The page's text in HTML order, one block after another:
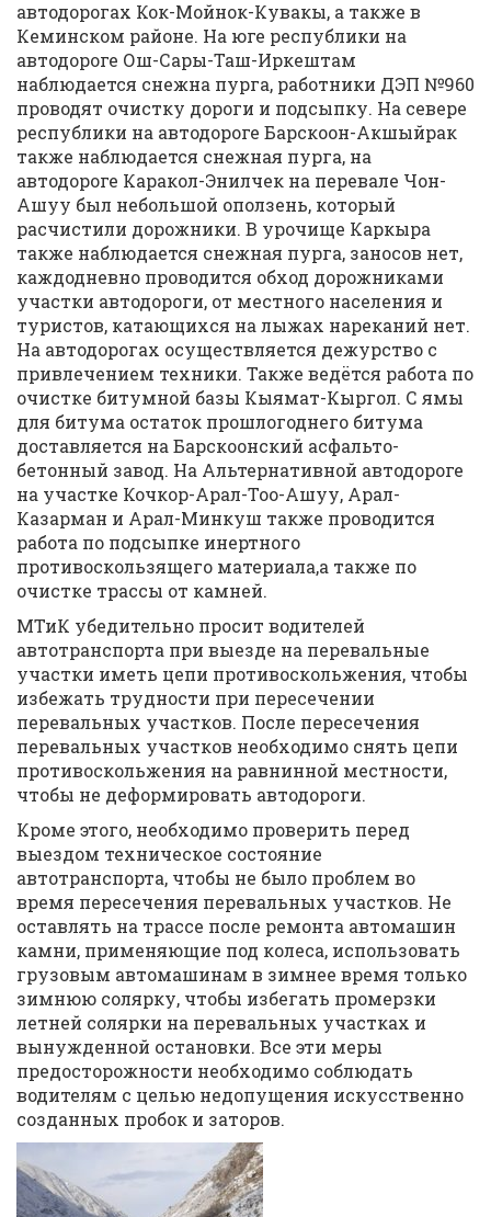
автодорогах Кок-Мойнок-Кувакы, а также в
Кеминском районе. На юге республики на
автодороге Ош-Сары-Таш-Иркештам
наблюдается снежна пурга, работники ДЭП №960
проводят очистку дороги и подсыпку. На севере
республики на автодороге Барскоон-Акшыйрак
также наблюдается снежная пурга, на
автодороге Каракол-Энилчек на перевале Чон-
Ашуу был небольшой оползень, который
расчистили дорожники. В урочище Каркыра
также наблюдается снежная пурга, заносов нет,
каждодневно проводится обход дорожниками
участки автодороги, от местного населения и
туристов, катающихся на лыжах нареканий нет.
На автодорогах осуществляется дежурство с
привлечением техники. Также ведётся работа по
очистке битумной базы Кыямат-Кыргол. С ямы
для битума остаток прошлогоднего битума
доставляется на Барскоонский асфальто-
бетонный завод. На Альтернативной автодороге
на участке Кочкор-Арал-Тоо-Ашуу, Арал-
Казарман и Арал-Минкуш также проводится
работа по подсыпке инертного
противоскользящего материала,а также по
очистке трассы от камней.
МТиК убедительно просит водителей
автотранспорта при выезде на перевальные
участки иметь цепи противоскольжения, чтобы
избежать трудности при пересечении
перевальных участков. После пересечения
перевальных участков необходимо снять цепи
противоскольжения на равнинной местности,
чтобы не деформировать автодороги.
Кроме этого, необходимо проверить перед
выездом техническое состояние
автотранспорта, чтобы не было проблем во
время пересечения перевальных участков. Не
оставлять на трассе после ремонта автомашин
камни, применяющие под колеса, использовать
грузовым автомашинам в зимнее время только
зимнюю солярку, чтобы избегать промерзки
летней солярки на перевальных участках и
вынужденной остановки. Все эти меры
предосторожности необходимо соблюдать
водителям с целью недопущения искусственно
созданных пробок и заторов.